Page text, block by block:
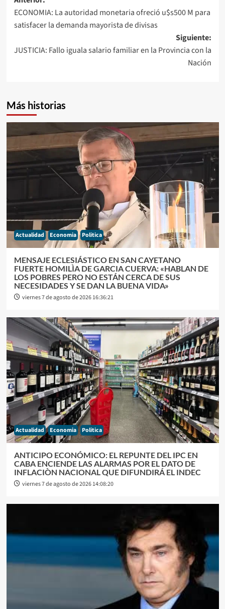
de
ECONOMIA: La autoridad monetaria ofreció u$s500 M para
satisfacer la demanda mayorista de divisas
Siguiente:
JUSTICIA: Fallo iguala salario familiar en la Provincia con la
Nación
Más historias
Actualidad Economia Politica
MENSAJE ECLESIÁSTICO EN SAN CAYETANO
FUERTE HOMILÌA DE GARCIA CUERVA: «HABLAN DE
LOS POBRES PERO NO ESTÁN CERCA DE SUS
NECESIDADES Y SE DAN LA BUENA VIDA»
viernes 7 de agosto de 2026 16:36:21
Actualidad Economia Politica
ANTICIPO ECONÓMICO: EL REPUNTE DEL IPC EN
CABA ENCIENDE LAS ALARMAS POR EL DATO DE
INFLACIÒN NACIONAL QUE DIFUNDIRÁ EL INDEC
viernes 7 de agosto de 2026 14:08:20